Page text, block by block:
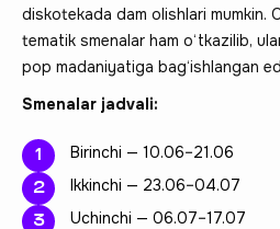
diskotekada dam olishlari mumkin.
tematik smenalar ham o‘tkazilib,
pop madaniyatiga bag‘ishlangan
Smenalar jadvali:
Birinchi — 10.06–21.06
Ikkinchi — 23.06–04.07
Uchinchi — 06.07–17.07